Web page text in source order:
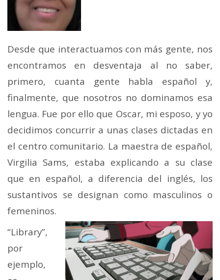
Desde que interactuamos con más gente, nos
encontramos en desventaja al no saber,
primero, cuanta gente habla español y,
finalmente, que nosotros no dominamos esa
lengua. Fue por ello que Oscar, mi esposo, y yo
decidimos concurrir a unas clases dictadas en
el centro comunitario. La maestra de español,
Virgilia Sams, estaba explicando a su clase
que en español, a diferencia del inglés, los
sustantivos se designan como masculinos o
femeninos.
“Library”,
por
ejemplo,